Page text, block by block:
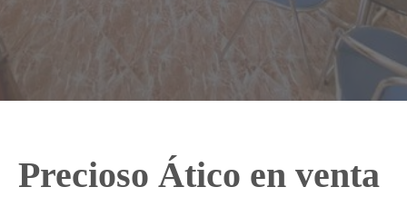
Precioso Ático en venta